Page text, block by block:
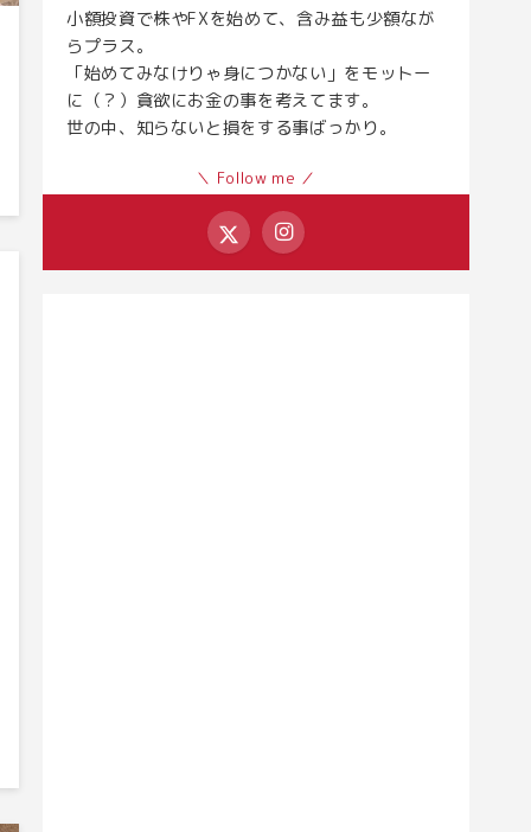
小額投資で株やFXを始めて、含み益も少額なが
らプラス。
「始めてみなけりゃ身につかない」をモットー
に（？）貪欲にお金の事を考えてます。
世の中、知らないと損をする事ばっかり。
＼ Follow me ／